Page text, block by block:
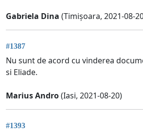
Gabriela Dina (Timișoara, 2021-08-
#1387
Nu sunt de acord cu vinderea
si Eliade.
Marius Andro(Iasi, 2021-08-20)
#1393